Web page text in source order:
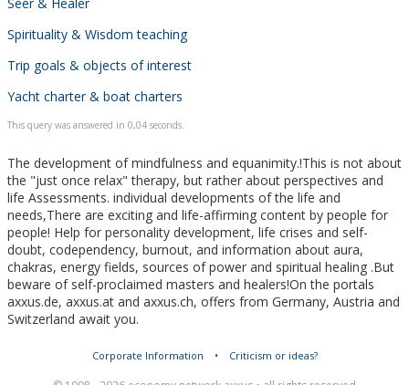
Spirituality & Wisdom teaching
Trip goals & objects of interest
Yacht charter & boat charters
This query was answered in 0,04 seconds.
The development of mindfulness and equanimity.!This is not about
the "just once relax" therapy, but rather about perspectives and
life Assessments. individual developments of the life and
needs,There are exciting and life-affirming content by people for
people! Help for personality development, life crises and self-
doubt, codependency, burnout, and information about aura,
chakras, energy fields, sources of power and spiritual healing .But
beware of self-proclaimed masters and healers!On the portals
axxus.de, axxus.at and axxus.ch, offers from Germany, Austria and
Switzerland await you.
Corporate Information • Criticism or ideas?